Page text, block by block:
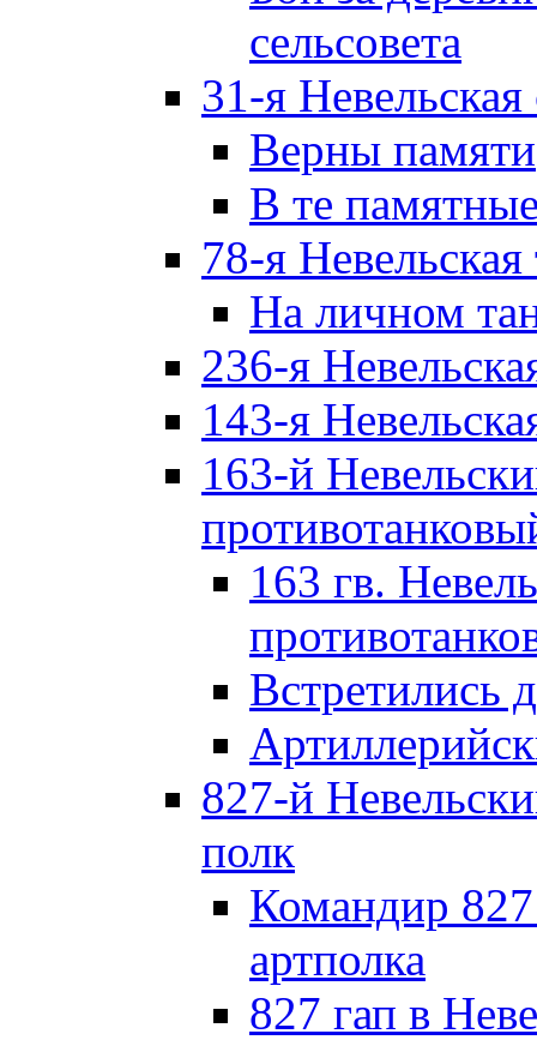
сельсовета
31-я Невельская
Верны памяти
В те
78-я Невельская
На личном
236-я
143-я
163-й
163 гв.
Встретились
827-й
полк
Командир 827
артполка
827 гап в